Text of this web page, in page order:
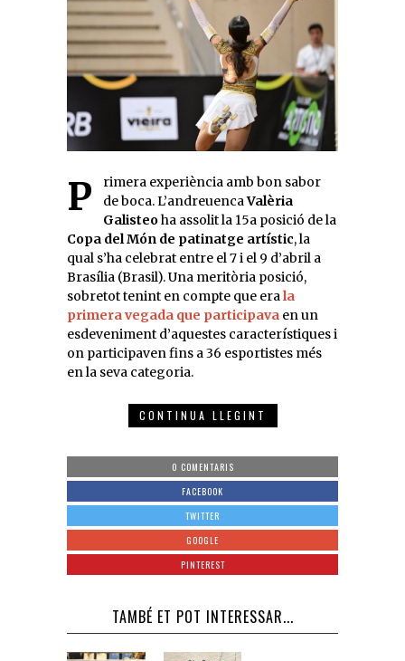
Primera experiència amb bon sabor de boca. L’andreuencaValèria
Galisteoha assolit la 15a posició de la
Copa del Món de patinatge artístic, la
qual s’ha celebrat entre el 7 i el 9 d’abril a
Brasília (Brasil). Una meritòria posició,
sobretot tenint en compte que erala
primera vegada que participava en un
esdeveniment d’aquestes característiques i
on participaven fins a 36 esportistes més
en la seva categoria.
CONTINUA LLEGINT
0 COMENTARIS
FACEBOOK
TWITTER
GOOGLE
PINTEREST
TAMBÉ ET POT INTERESSAR...